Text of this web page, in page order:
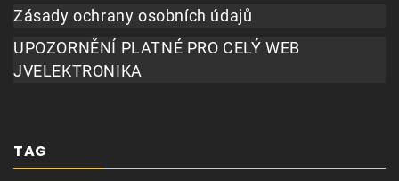
Zásady ochrany osobních údajů
UPOZORNĚNÍ PLATNÉ PRO CELÝ WEB
JVELEKTRONIKA
TAG